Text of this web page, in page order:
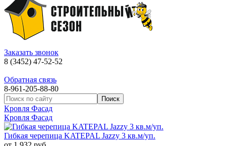
Заказать звонок
8 (3452) 47-52-52
Обратная связь
8-961-205-88-80
Кровля Фасад
Кровля Фасад
Гибкая черепица KATEPAL Jazzy 3 кв.м/уп.